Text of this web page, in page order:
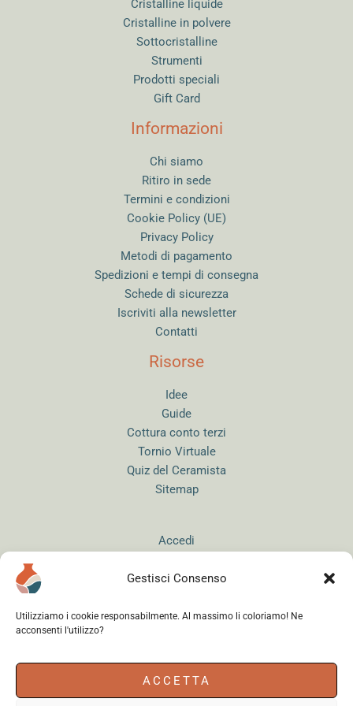
Gestisci Consenso
Utilizziamo i cookie responsabilmente. Al massimo li coloriamo! Ne
acconsenti l'utilizzo?
ACCETTA
Asciugatura: 24 ore all’aria. Pulisci con acqua e
Cottura: medium neutro, sparisce lasciando solo il
Effetti speciali: Wax Resist per bordi netti, Clear
Coat per lucidatura protettiva;
Rendimento: 59 ml per centinaia di usi. Testa
sempre su campioni.
Cristalline liquide
Cristalline in polvere
Sottocristalline
Strumenti
Prodotti speciali
Gift Card
Informazioni
Chi siamo
Ritiro in sede
Termini e condizioni
Cookie Policy (UE)
Privacy Policy
Metodi di pagamento
Spedizioni e tempi di consegna
Schede di sicurezza
Iscriviti alla newsletter
Contatti
Risorse
Idee
Guide
Cottura conto terzi
Tornio Virtuale
Quiz del Ceramista
Sitemap
Accedi